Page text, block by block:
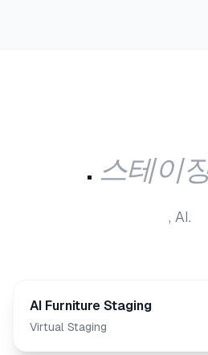
. 스테이
, AI.
AI Furniture Staging
Virtual Staging